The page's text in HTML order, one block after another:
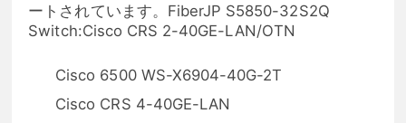
ートされています。FiberJP S5850-32S2Q
Switch:Cisco CRS 2-40GE-LAN/OTN
Cisco 6500 WS-X6904-40G-2T
Cisco CRS 4-40GE-LAN